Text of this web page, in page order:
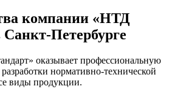
компании «НТД
Петербурге
оказывает профессиональную
нормативно-технической
виды продукции.